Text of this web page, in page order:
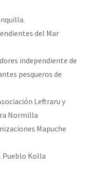
del Mar
independiente de
pesqueros de
Leftraru y
Normilla
Mapuche
Pueblo Kolla